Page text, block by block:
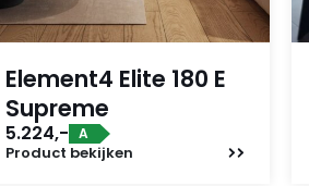
Element4 Elite 180 E
Supreme
5.224,- A
Product bekijken